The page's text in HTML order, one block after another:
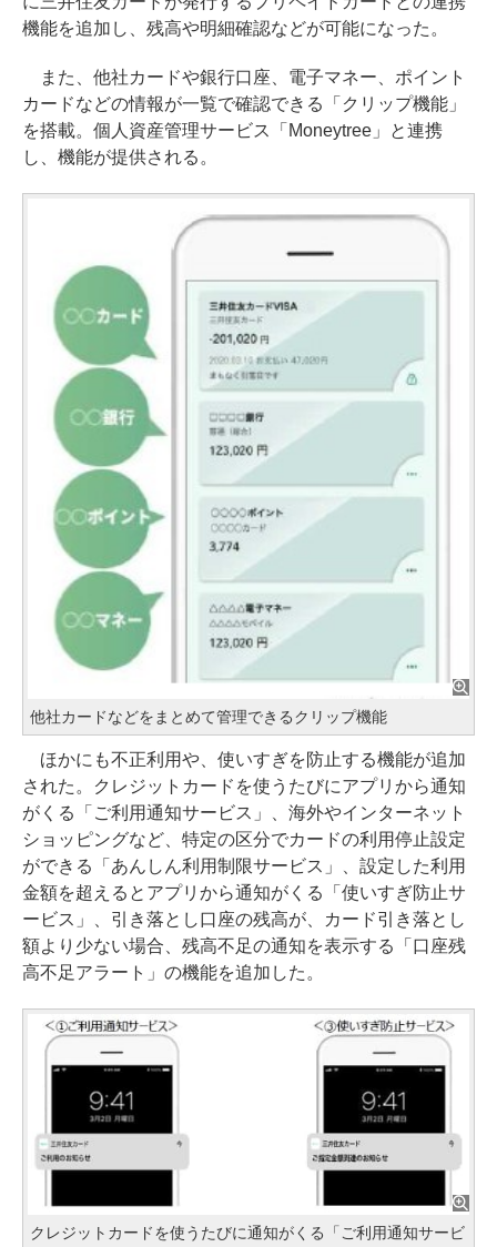
機能を追加し、残高や明細確認などが可能になった。
また、他社カードや銀行口座、電子マネー、ポイント
カードなどの情報が一覧で確認できる「クリップ機能」
を搭載。個人資産管理サービス「Moneytree」と連携
し、機能が提供される。
他社カードなどをまとめて管理できるクリップ機能
ほかにも不正利用や、使いすぎを防止する機能が追加
された。クレジットカードを使うたびにアプリから通知
がくる「ご利用通知サービス」、海外やインターネット
ショッピングなど、特定の区分でカードの利用停止設定
ができる「あんしん利用制限サービス」、設定した利用
金額を超えるとアプリから通知がくる「使いすぎ防止サ
ービス」、引き落とし口座の残高が、カード引き落とし
額より少ない場合、残高不足の通知を表示する「口座残
高不足アラート」の機能を追加した。
クレジットカードを使うたびに通知がくる「ご利用通知サービ